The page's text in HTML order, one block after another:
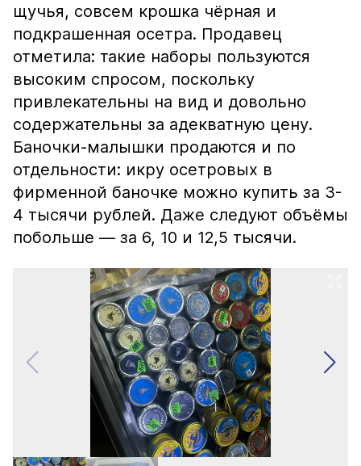
щучья, совсем крошка чёрная и
подкрашенная осетра. Продавец
отметила: такие наборы пользуются
высоким спросом, поскольку
привлекательны на вид и довольно
содержательны за адекватную цену.
Баночки-малышки продаются и по
отдельности: икру осетровых в
фирменной баночке можно купить за 3-
4 тысячи рублей. Даже следуют объёмы
побольше — за 6, 10 и 12,5 тысячи.